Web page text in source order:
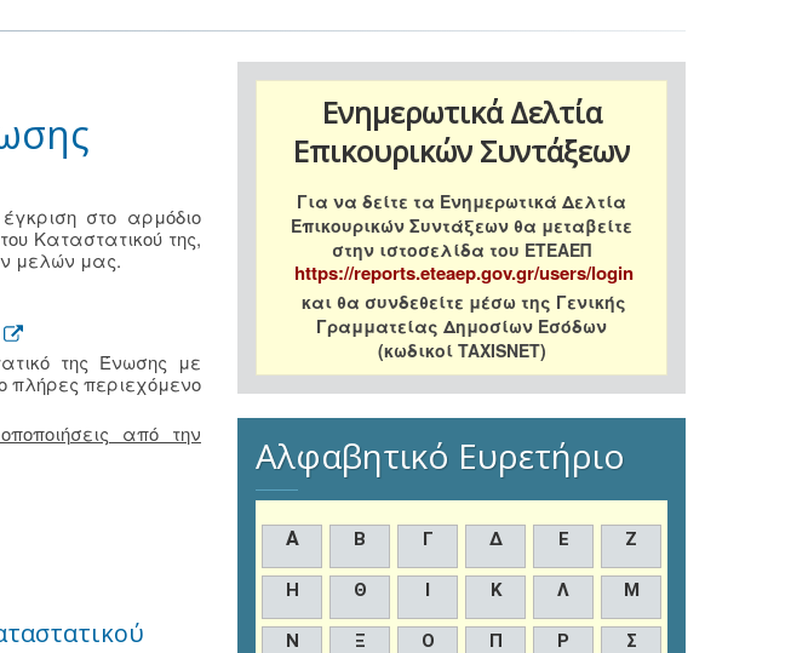
στο αρμόδιο
Καταστατικού της,
μελών μας.
της Ένωσης με
πλήρες περιεχόμενο
από την
Ενημερωτικά Δελτία
Επικουρικών Συντάξεων
Για να δείτε τα Ενημερωτικά Δελτία
Επικουρικών Συντάξεων θα μεταβείτε
στην ιστοσελίδα του ΕΤΕΑΕΠ
https://reports.eteaep.gov.gr/users/login
και θα συνδεθείτε μέσω της Γενικής
Γραμματείας Δημοσίων Εσόδων
(κωδικοί TAXISNET)
Αλφαβητικό Ευρετήριο
Α Β Γ Δ Ε Ζ
Η Θ Ι Κ Λ Μ
Ν Ξ Ο Π Ρ Σ